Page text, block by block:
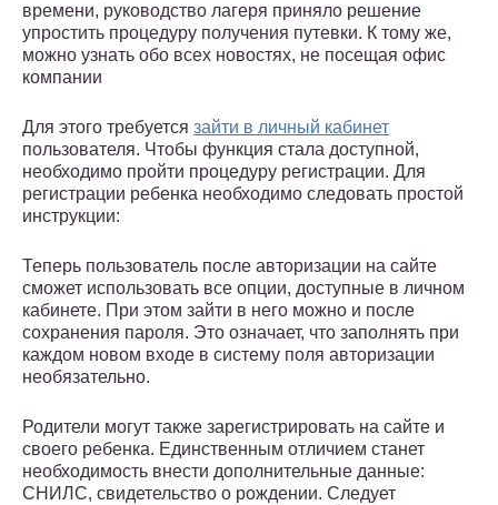
времени, руководство лагеря приняло решение
упростить процедуру получения путевки. К тому же,
можно узнать обо всех новостях, не посещая офис
компании
Для этого требуется зайти в личный кабинет
пользователя. Чтобы функция стала доступной,
необходимо пройти процедуру регистрации. Для
регистрации ребенка необходимо следовать простой
инструкции:
Теперь пользователь после авторизации на сайте
сможет использовать все опции, доступные в личном
кабинете. При этом зайти в него можно и после
сохранения пароля. Это означает, что заполнять при
каждом новом входе в систему поля авторизации
необязательно.
Родители могут также зарегистрировать на сайте и
своего ребенка. Единственным отличием станет
необходимость внести дополнительные данные:
СНИЛС, свидетельство о рождении. Следует